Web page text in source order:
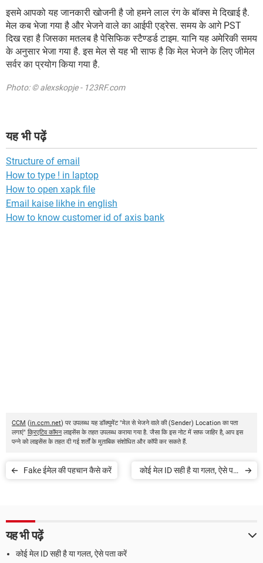
इसमे आपको यह जानकारी खोजनी है जो हमने लाल रंग के बॉक्स मे दिखाई है.
मेल कब भेजा गया है और भेजने वाले का आईपी एड्रेस. समय के आगे PST
दिख रहा है जिसका मतलब है पेसिफिक स्टैण्डर्ड टाइम. यानि यह अमेरिकी समय
के अनुसार भेजा गया है. इस मेल से यह भी साफ है कि मेल भेजने के लिए जीमेल
सर्वर का प्रयोग किया गया है.
Photo: © alexskopje - 123RF.com
यह भी पढ़ें
Structure of email
How to type ! in laptop
How to open xapk file
Email kaise likhe in english
How to know customer id of axis bank
CCM (in.ccm.net) पर उपलब्ध यह डॉक्युमेंट "मेल से भेजने वाले की (Sender) Location का पता
लगाएं" क्रिएटिव कॉमनलाइसेंस के तहत उपलब्ध कराया गया है. जैसा कि इस नोट में साफ जाहिर है, आप इस
पन्ने को लाइसेंस के तहत दी गई शर्तों के मुताबिक संशोधित और कॉपी कर सकते हैं.
Fake ईमेल की पहचान कैसे करें
कोई मेल ID सही है या गलत, ऐसे पता
यह भी पढ़ें
कोई मेल ID सही है या गलत, ऐसे पता करें